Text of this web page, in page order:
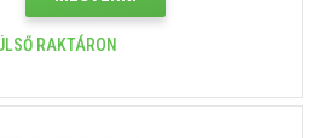
RAKTÁRON